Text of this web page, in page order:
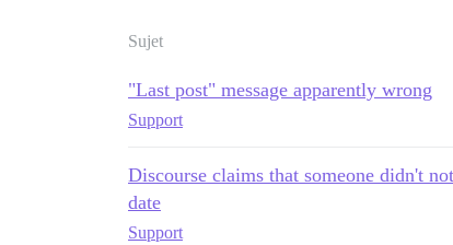
Sujet
"Last post" message apparently wrong
Support
Discourse claims that someone didn't
date
Support